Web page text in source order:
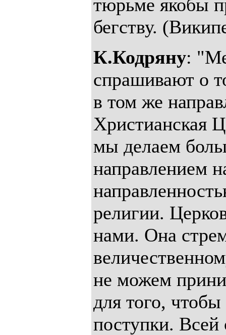
тюрьме якобы
бегству.
К.Кодряну:
спрашивают о
в том же
Христианская
мы делаем
направлением
религии.
нами. Она
не можем
для того,
поступки. Всей